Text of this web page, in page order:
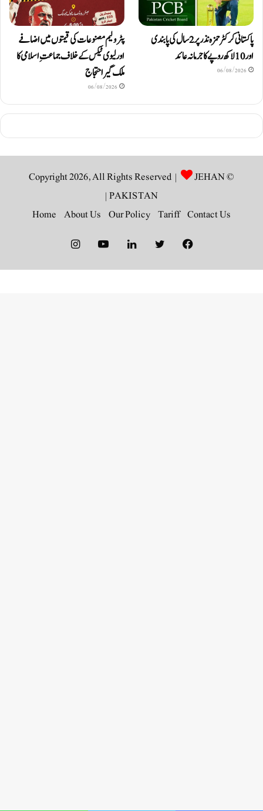
پاکستانی کرکٹر حمزہ نذر پر 2 سال کی پابندی
اور 10 لاکھ روپےکا جرمانہ عائد
06/08/2026
پٹرولیم مصنوعات کی قیمتوں میں اضافے
اور لیوی ٹیکس کے خلاف جماعتِ اسلامی کا
ملک گیر احتجاج
06/08/2026
© Copyright 2026, All Rights Reserved |
JEHAN
PAKISTAN
|
Contact Us
Tariff
Our Policy
About Us
Home
Facebook
Twitter
LinkedIn
YouTube
Instagram